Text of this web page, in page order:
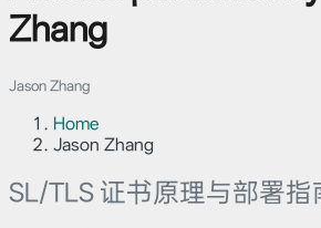
Zhang
Jason Zhang
Home
Jason Zhang
SL/TLS 证书原理与部署指